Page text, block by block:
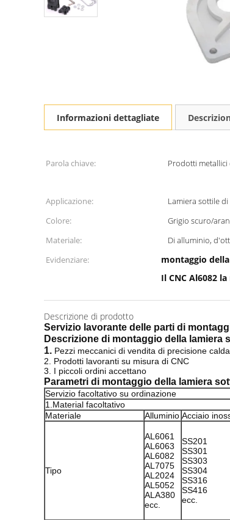
Informazioni dettagliate
Parola chiave: Prodotti
Applicazione:
Lamiera sottile
Colore:
Grigio scuro/
Materiale:
Di alluminio,
Evidenziare:
montaggio
Il CNC Al6082
Descrizione di prodotto
Servizio lavorante delle parti di
Descrizione di montaggio della lamiera
1. Pezzi meccanici di vendita di precisione
2. Prodotti lavoranti su misura di CNC
3. I piccoli ordini accettano
Parametri di montaggio della lamiera
Servizio facoltativo su ordinazione
1.Material facoltativo
Materiale
Alluminio Acciaio
Tipo
AL6061
AL6063
AL6082
AL7075
AL2024
AL5052
ALA380
ecc.
SS201
SS301
SS303
SS304
SS316
SS416
ecc.